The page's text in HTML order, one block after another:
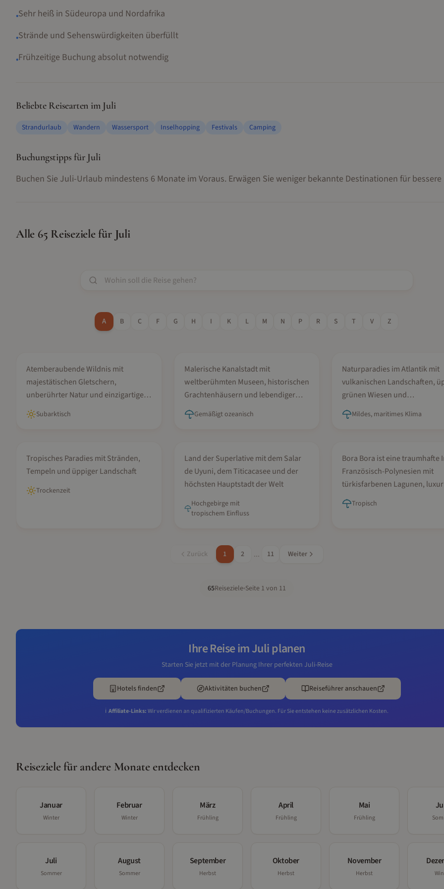
•Sehr heiß in Südeuropa und Nordafrika
•Strände und Sehenswürdigkeiten überfüllt
•Frühzeitige Buchung absolut notwendig
Beliebte Reisearten im Juli
Strandurlaub Wandern Wassersport Inselhopping Festivals Camping
Buchungstipps für Juli
Buchen Sie Juli-Urlaub mindestens 6 Monate im Voraus. Erwägen Sie weniger bekannte Destinationen für bessere
Alle 65 Reiseziele für Juli
A B C F G H I K L M N P R S T V Z
Alaska
Atemberaubende Wildnis mit
majestätischen Gletschern,
unberührter Natur und einzigartiger
Tierwelt
Subarktisch
Amsterdam
Malerische Kanalstadt mit
weltberühmten Museen, historischen
Grachtenhäusern und lebendiger
Fahrradkultur
Gemäßigt ozeanisch
Azoren
Naturparadies im Atlantik mit
vulkanischen Landschaften,
grünen Wiesen und
atemberaubenden Küsten
Mildes, maritimes Klima
Bali
Tropisches Paradies mit Stränden,
Tempeln und üppiger Landschaft
Trockenzeit
Bolivien
Land der Superlative mit dem Salar
de Uyuni, dem Titicacasee und der
höchsten Hauptstadt der Welt
Hochgebirge mit
tropischem Einfluss
Bora Bora
Bora Bora ist eine traumhafte
Französisch-Polynesien mit
türkisfarbenen Lagunen,
Überwasser-Bungalows und
majestätischen Vulkanberg im
Tropisch
Zurück 1 2 ... 11 Weiter
65Reiseziele Seite 1 von 11
Ihre Reise imJuliplanen
Starten Sie jetzt mit der Planung Ihrer perfekten Juli-Reise
Hotels finden Aktivitäten buchen Reiseführer anschauen
ℹ️ Affiliate-Links:Wir verdienen an qualifizierten Käufen/Buchungen. Für Sie entstehen keine zusätzlichen Kosten.
Reiseziele für andere Monate entdecken
Januar
Winter
Februar
Winter
März
Frühling
April
Frühling
Mai
Frühling
Juli
Sommer
August
Sommer
September
Herbst
Oktober
Herbst
November
Herbst